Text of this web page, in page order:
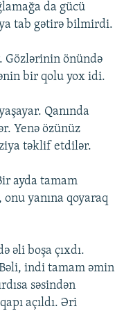
da gücü
tab gətirə bilmirdi.
Gözlərinin önündə
bir qolu yox idi.
Qanında
Yenə özünüz
təklif etdilər.
ayda tamam
yanına qoyaraq
əli boşa çıxdı.
indi tamam əmin
səsindən
açıldı. Əri